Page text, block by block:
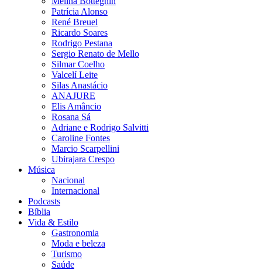
Patrícia Alonso
René Breuel
Ricardo Soares
Rodrigo Pestana
Sergio Renato de Mello
Silmar Coelho
Valcelí Leite
Silas Anastácio
ANAJURE
Elis Amâncio
Rosana Sá
Adriane e Rodrigo Salvitti
Caroline Fontes
Marcio Scarpellini
Ubirajara Crespo
Música
Nacional
Internacional
Podcasts
Bíblia
Vida & Estilo
Gastronomia
Moda e beleza
Turismo
Saúde